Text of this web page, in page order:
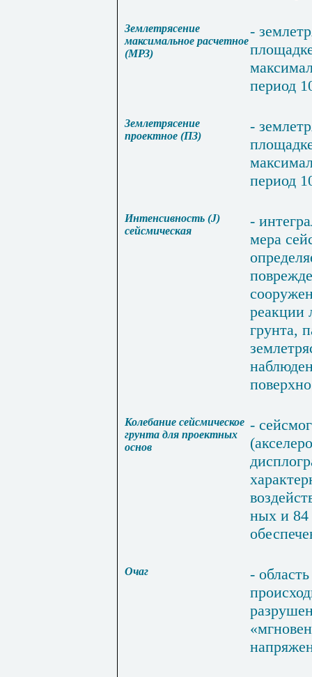
Землетрясение
максимальное расчетное
(МРЗ)
-
период
Землетрясение
проектное (ПЗ)
-
период
Интенсивность (J)
сейсмическая
-
мера
реакции
грунта,
Колебание сейсмическое
грунта для проектных
основ
-
(
ных и
Очаг - область